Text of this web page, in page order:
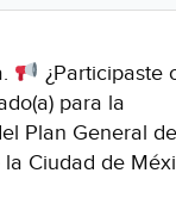
¿Participaste
para la
Plan General de
Ciudad de